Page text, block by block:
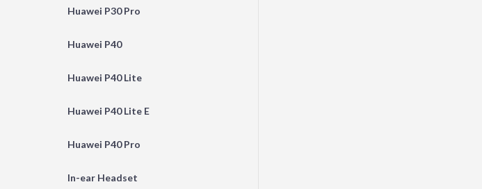
Huawei P30 Pro
Huawei P40
Huawei P40 Lite
Huawei P40 Lite E
Huawei P40 Pro
In-ear Headset